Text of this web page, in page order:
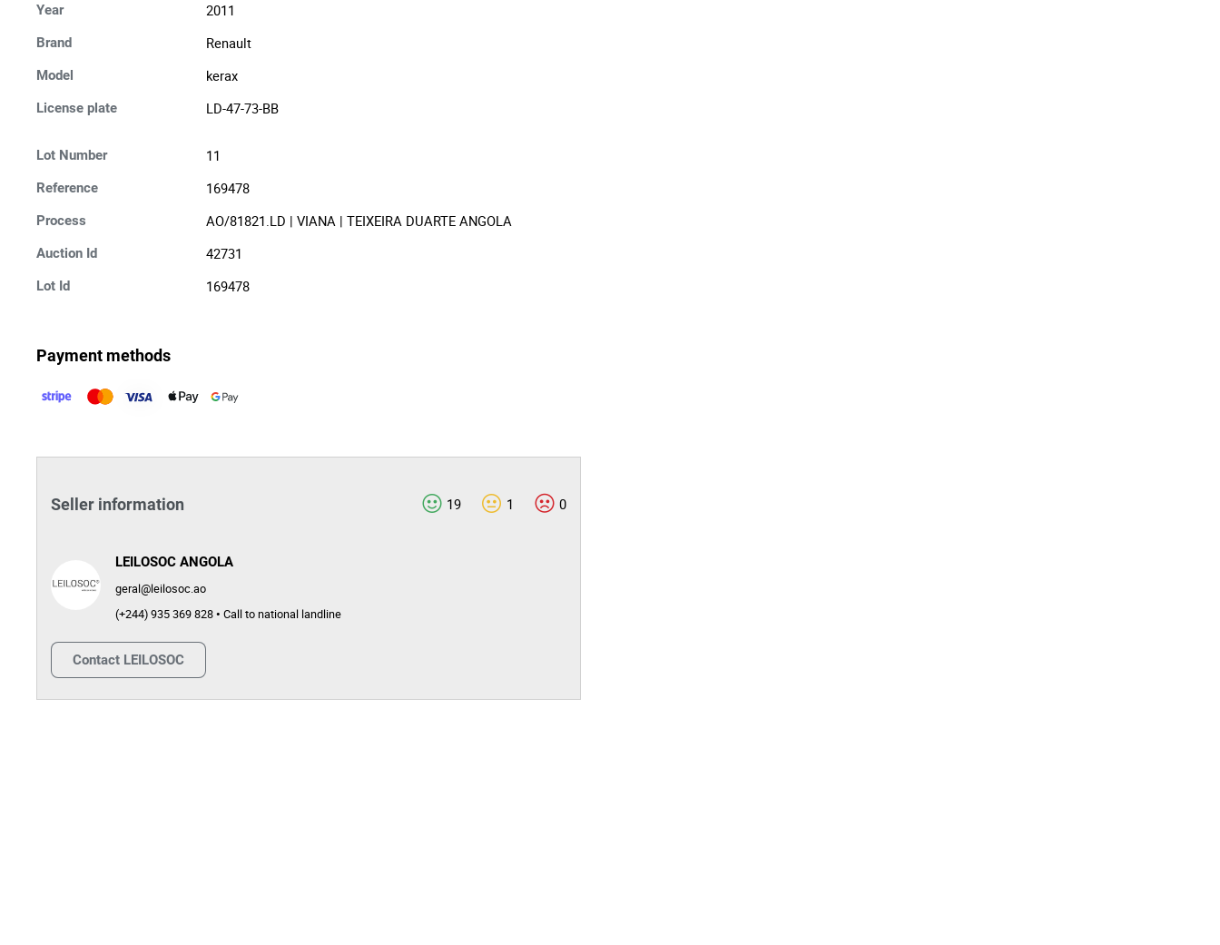
Year 2011
Brand Renault
Model kerax
License plate LD-47-73-BB
Lot Number 11
Reference 169478
Process AO/81821.LD | VIANA | TEIXEIRA DUARTE ANGOLA
Auction Id 42731
Lot Id 169478
Payment methods
Seller information 19 1 0
LEILOSOC ANGOLA
geral@leilosoc.ao
(+244) 935 369 828 • Call to national landline
Contact LEILOSOC